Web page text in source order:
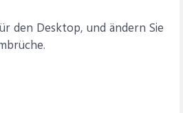
den Desktop, und ändern Sie